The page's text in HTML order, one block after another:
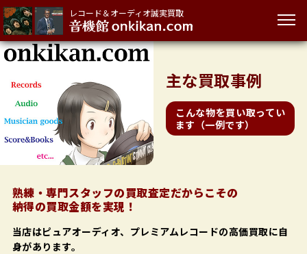
レコード＆オーディオ誠実買取
主な買取事例
こんな物を買い取ってい
ます（一例です）
熟練・専門スタッフの買取査定だからこその
納得の買取金額を実現！
当店はピュアオーディオ、プレミアムレコードの高価買取に自
身があります。